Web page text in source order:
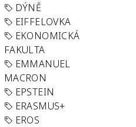
DÝNĚ
EIFFELOVKA
EKONOMICKÁ
FAKULTA
EMMANUEL
MACRON
EPSTEIN
ERASMUS+
EROS